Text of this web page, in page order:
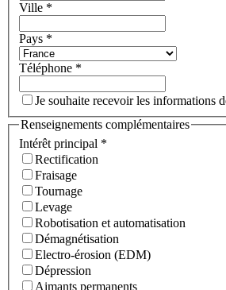
Ville *
Pays *
Téléphone *
Je souhaite recevoir les informations
Renseignements complémentaires
Intérêt principal *
Rectification
Fraisage
Tournage
Levage
Robotisation et automatisation
Démagnétisation
Electro-érosion (EDM)
Dépression
Aimants permanents